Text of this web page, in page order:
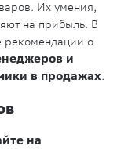
Их умения,
на прибыль. В
рекомендации о
и
в продажах.
на